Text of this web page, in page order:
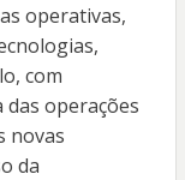
operativas,
com
operações
novas
da